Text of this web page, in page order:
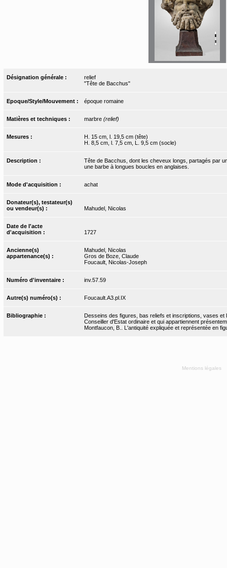
Désignation générale :
relief
"Tête de Bacchus"
Epoque/Style/Mouvement : époque romaine
Matières et techniques : marbre (relief)
Mesures :
H. 15 cm, l. 19,5 cm (tête)
H. 8,5 cm, l. 7,5 cm, L. 9,5 cm (socle)
Description :
Tête de Bacchus, dont les cheveux longs, partagés par
une barbe à longues boucles en anglaises.
Mode d'acquisition : achat
Donateur(s), testateur(s)
ou vendeur(s) :
Mahudel, Nicolas
Date de l'acte
d'acquisition :
1727
Ancienne(s)
appartenance(s) :
Mahudel, Nicolas
Gros de Boze, Claude
Foucault, Nicolas-Joseph
Numéro d'inventaire : inv.57.59
Autre(s) numéro(s) : Foucault.A3.pl.IX
Bibliographie :
Desseins des figures, bas reliefs et inscriptions, vases
Conseiller d'Estat ordinaire et qui appartiennent
Montfaucon, B.. L'antiquité expliquée et représentée en
Mentions légales